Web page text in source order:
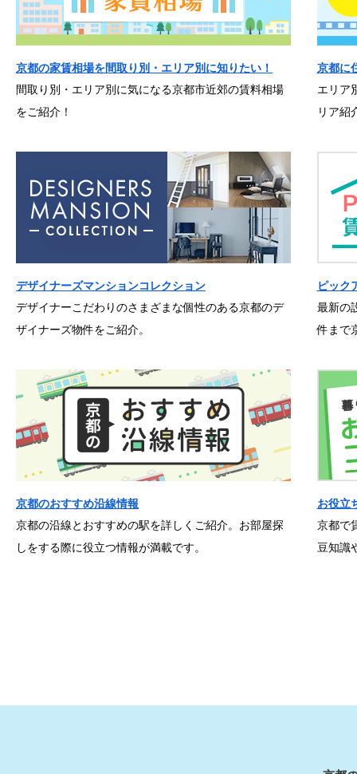
京都の家賃相場を間取り別・エリア別に知りたい！
間取り別・エリア別に気になる京都市近郊の賃料相場
をご紹介！
京都に
エリア
リア紹
デザイナーズマンションコレクション
デザイナーこだわりのさまざまな個性のある京都のデ
ザイナーズ物件をご紹介。
ピック
最新の
件まで
京都のおすすめ沿線情報
京都の沿線とおすすめの駅を詳しくご紹介。お部屋探
しをする際に役立つ情報が満載です。
お役立
京都で
豆知識